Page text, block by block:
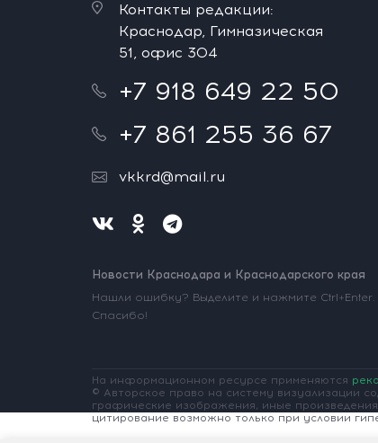
Контакты редакции:
Краснодар, Гимназическая
51, офис 304
+7 918 649 22 50
+7 861 255 36 67
vkkrd@mail.ru
Новости Краснодара и Краснодарского края
Нашли ошибку? Выделите и нажмите Ctrl+Enter.
Спасибо!
На информационном ресурсе применяются
© Авторское право на систему визуализации
графические изображения, иные
цитирование возможно только при условии